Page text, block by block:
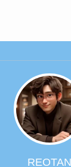
REOTAN